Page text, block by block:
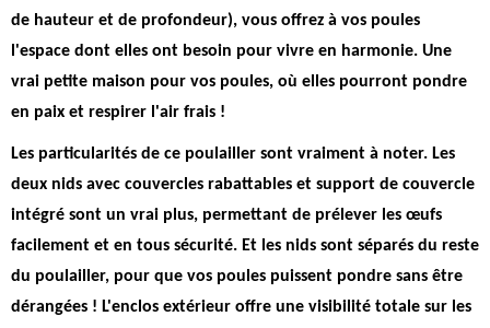
de hauteur et de profondeur), vous offrez à vos poules
l'espace dont elles ont besoin pour vivre en harmonie. Une
vrai petite maison pour vos poules, où elles pourront pondre
en paix et respirer l'air frais !
Les particularités de ce poulailler sont vraiment à noter. Les
deux nids avec couvercles rabattables et support de couvercle
intégré sont un vrai plus, permettant de prélever les œufs
facilement et en tous sécurité. Et les nids sont séparés du reste
du poulailler, pour que vos poules puissent pondre sans être
dérangées ! L'enclos extérieur offre une visibilité totale sur les